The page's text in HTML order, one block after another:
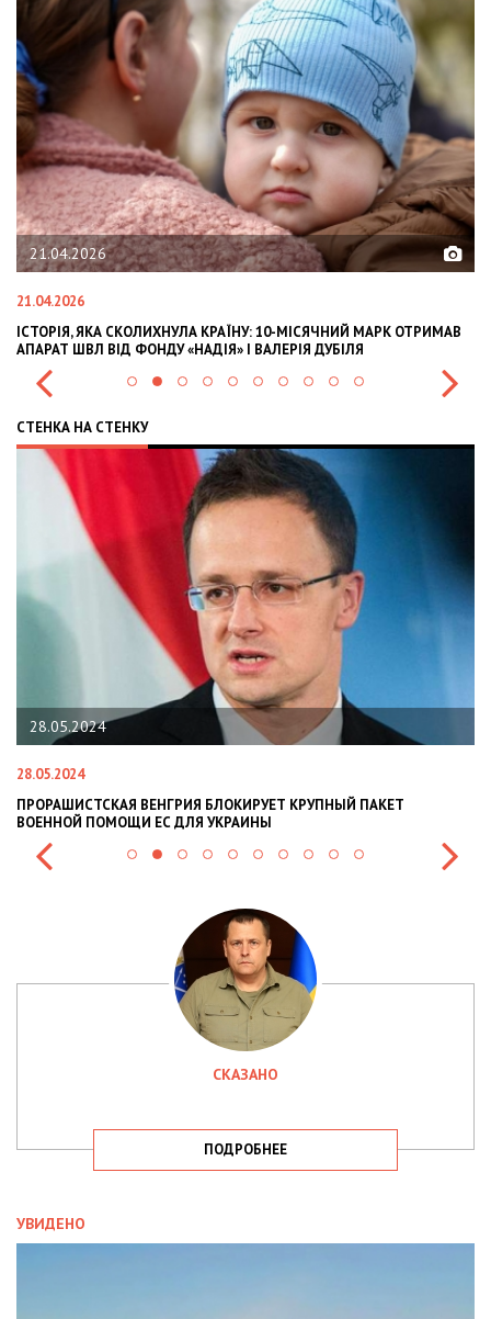
21.04.2026
21.04.2026
ІСТОРІЯ, ЯКА СКОЛИХНУЛА КРАЇНУ: 10-МІСЯЧНИЙ МАРК ОТРИМАВ
АПАРАТ ШВЛ ВІД ФОНДУ «НАДІЯ» І ВАЛЕРІЯ ДУБІЛЯ
СТЕНКА НА СТЕНКУ
28.05.2024
28.05.2024
ПРОРАШИСТСКАЯ ВЕНГРИЯ БЛОКИРУЕТ КРУПНЫЙ ПАКЕТ
ВОЕННОЙ ПОМОЩИ ЕС ДЛЯ УКРАИНЫ
СКАЗАНО
ПОДРОБНЕЕ
УВИДЕНО